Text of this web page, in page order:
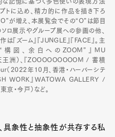
記憶に基づく多色使いの表現方法
トに込め、精力的に作品を描き下ろ
が増え、本展覧会でその“O”は節目
ロ展示やグループ展への参画の他、
ズーム』『JUNGLE』『FACE』。主
構図、余白へのZOOM”』MU
洲）、『ZOOOOOOOOOM / 蓄積
2022年10月、香港・ハーバーシテ
WORK』WATOWA GALLERY /
・今戸）など。
具象性と抽象性が共存する私